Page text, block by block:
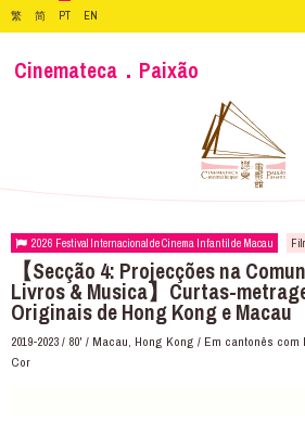
繁 简 PT EN
Cinemateca．Paixão
2026 Festival Internacional de Cinema Infantil de Macau
【Secção 4: Projecções na
Livros & Musica】Curtas-
Originais de Hong Kong e Macau
2019-2023 / 80' / Macau, Hong Kong / Em cantonês
Cor